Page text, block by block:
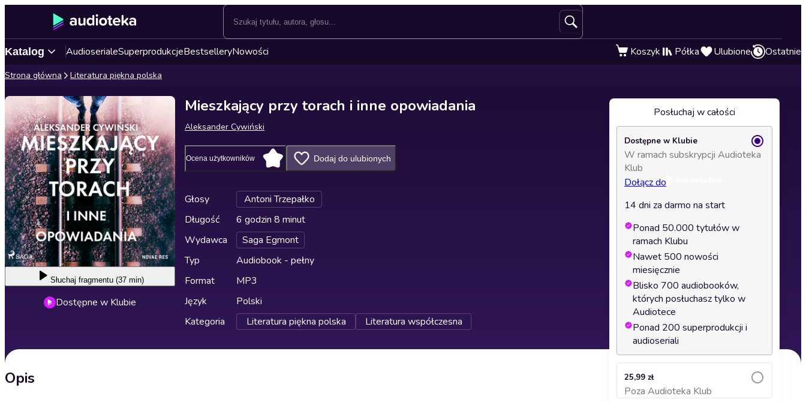
Katalog AudioserialeSuperprodukcjeBestselleryNowości Koszyk Półka Ulubione Ostatnie
Strona główna Literatura piękna polska
Słuchaj fragmentu (37 min)
Dostępne w Klubie
Mieszkający przy torach i inne opowiadania
Aleksander Cywiński
Ocena użytkowników Dodaj do ulubionych
Głosy
Antoni Trzepałko
Długość
6 godzin 8 minut
Wydawca
Saga Egmont
Typ
Audiobook - pełny
Format
MP3
Język
Polski
Kategoria
Literatura piękna polska Literatura współczesna
Opis
Posłuchaj w całości
Dostępne w Klubie
W ramach subskrypcji Audioteka
Klub
Dołącz do
14 dni za darmo na start
Ponad 50.000 tytułów w
ramach Klubu
Nawet 500 nowości
miesięcznie
Blisko 700 audiobooków,
których posłuchasz tylko w
Audiotece
Ponad 200 superprodukcji i
audioseriali
25,99 zł
Poza Audioteka Klub
Dodaj do koszyka